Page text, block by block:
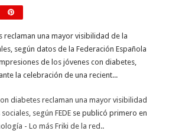
reclaman una mayor visibilidad de la
según datos de la Federación Española
de los jóvenes con diabetes,
la celebración de una recient...
diabetes reclaman una mayor visibilidad
según FEDE se publicó primero en
- Lo más Friki de la red..